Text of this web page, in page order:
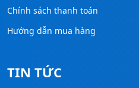
Chính sách thanh toán
Hướng dẫn mua hàng
TIN TỨC